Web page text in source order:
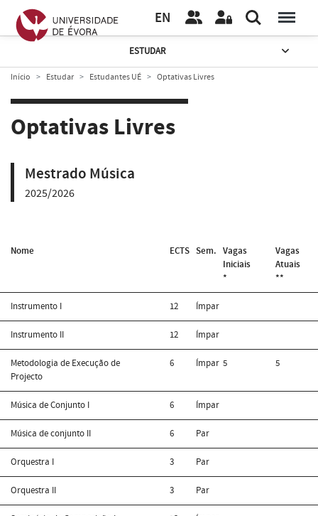
EN
ESTUDAR
Início Estudar Estudantes UÉ Optativas Livres
Optativas Livres
Mestrado Música
2025/2026
Nome ECTS Sem. Vagas
Iniciais
*
Vagas
Atuais
**
Instrumento I 12 Ímpar
Instrumento II 12 Ímpar
Metodologia de Execução de
Projecto
6 Ímpar 5 5
Música de Conjunto I 6 Ímpar
Música de conjunto II 6 Par
Orquestra I 3 Par
Orquestra II 3 Par